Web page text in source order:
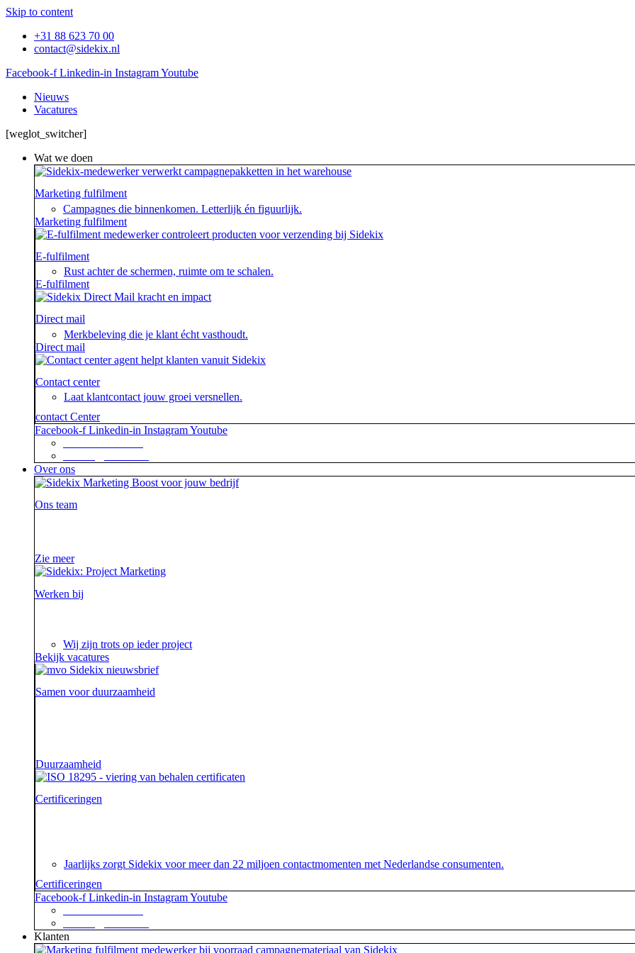
Skip to content
+31 88 623 70 00
contact@sidekix.nl
Facebook-f Linkedin-in InstagramYoutube
Nieuws
Vacatures
[weglot_switcher]
Wat we doen
Marketing fulfilment
Campagnes die binnenkomen. Letterlijk én figuurlijk.
Marketing fulfilment
E-fulfilment
Rust achter de schermen, ruimte om te schalen.
E-fulfilment
Direct mail
Merkbeleving die je klant écht vasthoudt.
Direct mail
Contact center
Laat klantcontact jouw groei versnellen.
contact Center
Facebook-f Linkedin-in InstagramYoutube
Over ons
Ons team
Zie meer
Werken bij
Wij zijn trots op ieder project
Bekijk vacatures
Samen voor duurzaamheid
Duurzaamheid
Certificeringen
Jaarlijks zorgt Sidekix voor meer dan 22 miljoen contactmomenten met Nederlandse consumenten.
Certificeringen
Facebook-f Linkedin-in InstagramYoutube
Klanten